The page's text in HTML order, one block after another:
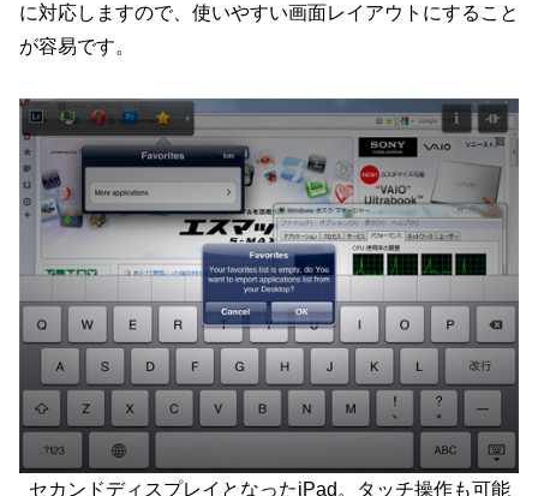
に対応しますので、使いやすい画面レイアウトにすること
が容易です。
セカンドディスプレイとなったiPad。タッチ操作も可能